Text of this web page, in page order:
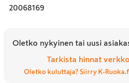
20068169
Oletko nykyinen tai uusi
Tarkista hinnat
Oletko kuluttaja? Siirry K-